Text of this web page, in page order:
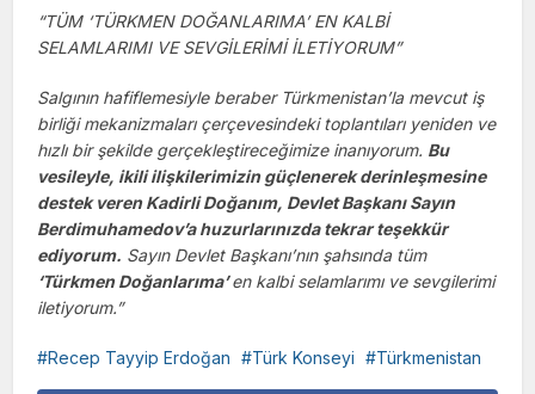
“TÜM ‘TÜRKMEN DOĞANLARIMA’ EN KALBİ
SELAMLARIMI VE SEVGİLERİMİ İLETİYORUM”
Salgının hafiflemesiyle beraber Türkmenistan’la mevcut iş
birliği mekanizmaları çerçevesindeki toplantıları yeniden ve
hızlı bir şekilde gerçekleştireceğimize inanıyorum. Bu
vesileyle, ikili ilişkilerimizin güçlenerek derinleşmesine
destek veren Kadirli Doğanım, Devlet Başkanı Sayın
Berdimuhamedov’a huzurlarınızda tekrar teşekkür
ediyorum. Sayın Devlet Başkanı’nın şahsında tüm
‘Türkmen Doğanlarıma’en kalbi selamlarımı ve sevgilerimi
iletiyorum.”
Recep Tayyip Erdoğan Türk Konseyi Türkmenistan